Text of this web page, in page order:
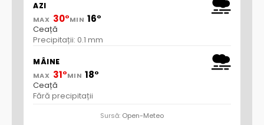
AZI
MAX 30°MIN 16°
Ceață
Precipitații: 0.1 mm
MÂINE
MAX 31°MIN 18°
Ceață
Fără precipitații
Sursă: Open-Meteo